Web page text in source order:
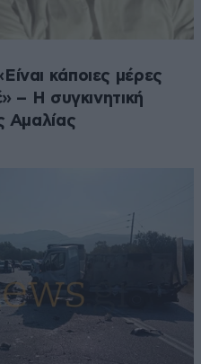
κάποιες μέρες
– Η συγκινητική
Αμαλίας